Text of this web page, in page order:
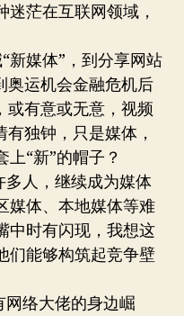
茫在互联网领域，
媒体”，到分享网站
奥运机会金融危机后
或有意或无意，视频
独钟，只是媒体，
“新”的帽子？
人，继续成为媒体
媒体、本地媒体等难
中时有闪现，我想这
们能够构筑起竞争壁
络大佬的身边崛